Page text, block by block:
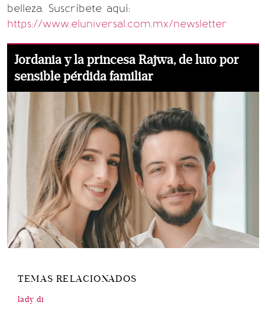
belleza. Suscríbete aquí:
https://www.eluniversal.com.mx/newsletter
Jordania y la princesa Rajwa, de luto por
sensible pérdida familiar
TEMAS RELACIONADOS
lady di